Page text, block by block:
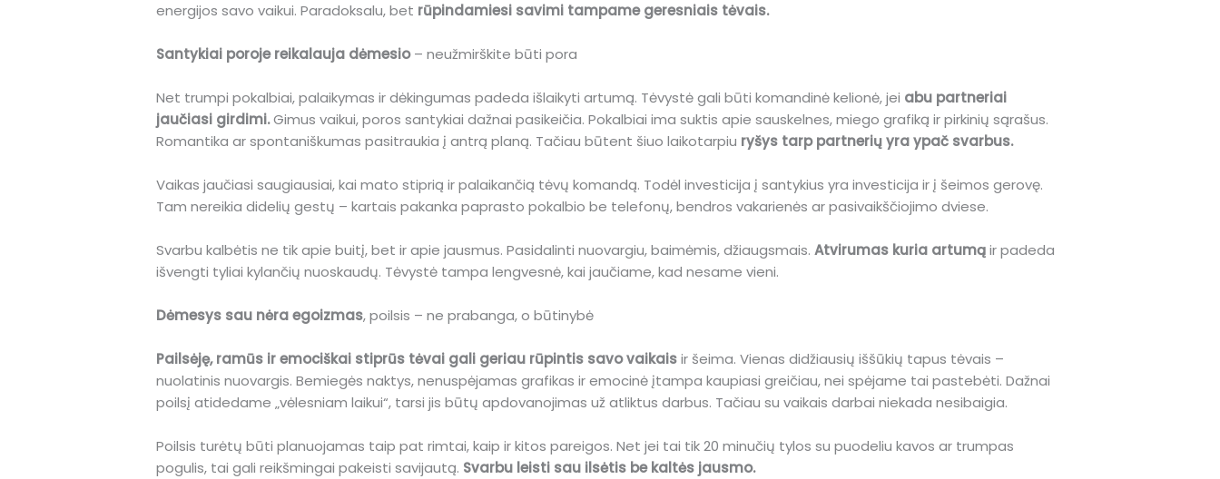
energijos savo vaikui. Paradoksalu, bet rūpindamiesi savimi tampame geresniais tėvais.
Santykiai poroje reikalauja dėmesio– neužmirškite būti pora
Net trumpi pokalbiai, palaikymas ir dėkingumas padeda išlaikyti artumą. Tėvystė gali būti komandinė kelionė, jei abu partneriai
jaučiasi girdimi.Gimus vaikui, poros santykiai dažnai pasikeičia. Pokalbiai ima suktis apie sauskelnes, miego grafiką ir pirkinių sąrašus.
Romantika ar spontaniškumas pasitraukia į antrą planą. Tačiau būtent šiuo laikotarpiu ryšys tarp partnerių yra ypač svarbus.
Vaikas jaučiasi saugiausiai, kai mato stiprią ir palaikančią tėvų komandą. Todėl investicija į santykius yra investicija ir į šeimos gerovę.
Tam nereikia didelių gestų – kartais pakanka paprasto pokalbio be telefonų, bendros vakarienės ar pasivaikščiojimo dviese.
Svarbu kalbėtis ne tik apie buitį, bet ir apie jausmus. Pasidalinti nuovargiu, baimėmis, džiaugsmais.Atvirumas kuria artumąir padeda
išvengti tyliai kylančių nuoskaudų. Tėvystė tampa lengvesnė, kai jaučiame, kad nesame vieni.
Dėmesys sau nėra egoizmas, poilsis – ne prabanga, o būtinybė
Pailsėję, ramūs ir emociškai stiprūs tėvai gali geriau rūpintis savo vaikaisir šeima. Vienas didžiausių iššūkių tapus tėvais –
nuolatinis nuovargis. Bemiegės naktys, nenuspėjamas grafikas ir emocinė įtampa kaupiasi greičiau, nei spėjame tai pastebėti. Dažnai
poilsį atidedame „vėlesniam laikui“, tarsi jis būtų apdovanojimas už atliktus darbus. Tačiau su vaikais darbai niekada nesibaigia.
Poilsis turėtų būti planuojamas taip pat rimtai, kaip ir kitos pareigos. Net jei tai tik 20 minučių tylos su puodeliu kavos ar trumpas
pogulis, tai gali reikšmingai pakeisti savijautą. Svarbu leisti sau ilsėtis be kaltės jausmo.